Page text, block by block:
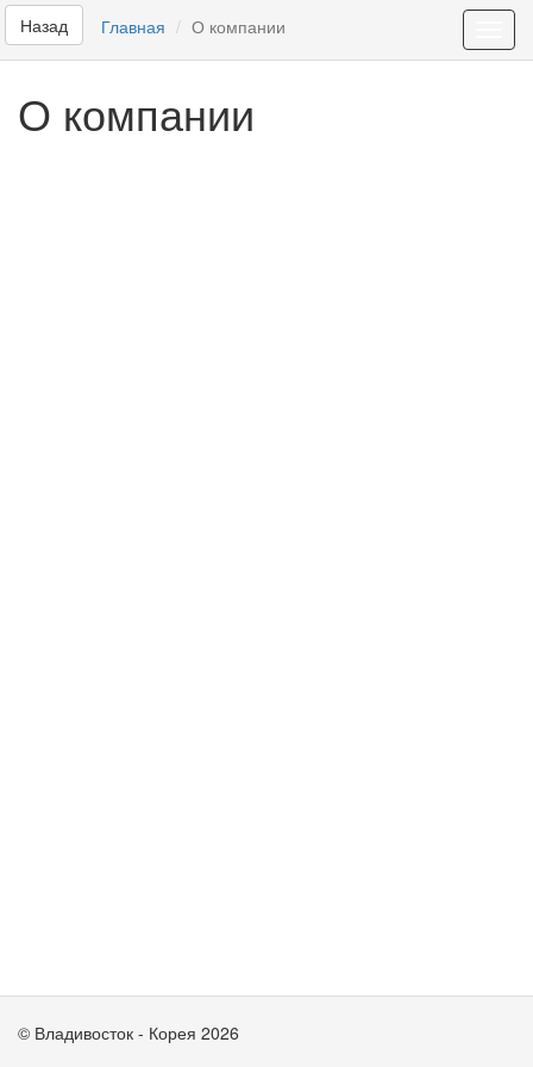
Назад Главная О компании
О компании
© Владивосток - Корея 2026